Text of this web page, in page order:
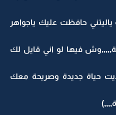
حافظت عليك ياجواهر
فيها لو اني قايل لك
حياة جديدة وصريحة معك